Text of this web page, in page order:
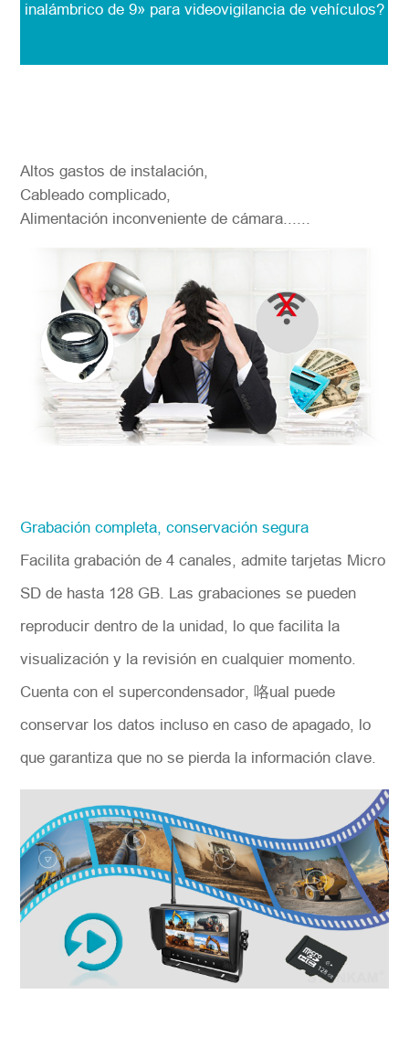
inalámbrico de 9» para videovigilancia de vehículos?
Altos gastos de instalación,
Cableado complicado,
Alimentación inconveniente de cámara......
Grabación completa, conservación segura
Facilita grabación de 4 canales, admite tarjetas Micro
SD de hasta 128 GB. Las grabaciones se pueden
reproducir dentro de la unidad, lo que facilita la
visualización y la revisión en cualquier momento.
Cuenta con el supercondensador, 咯ual puede
conservar los datos incluso en caso de apagado, lo
que garantiza que no se pierda la información clave.